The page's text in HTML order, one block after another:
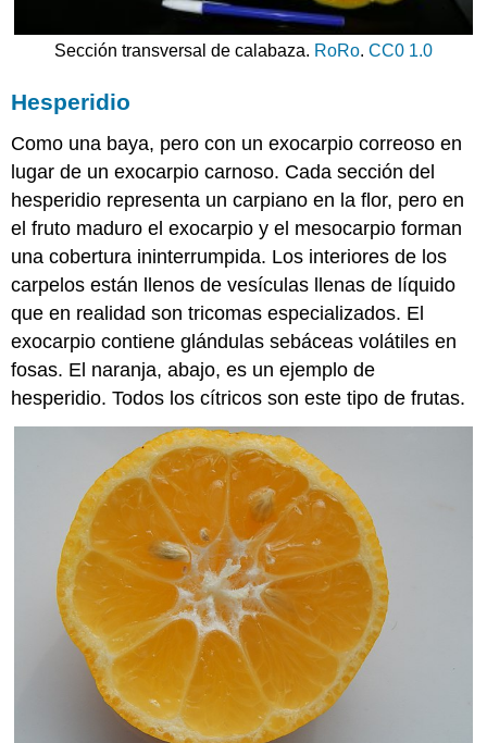
Sección transversal de calabaza. RoRo. CC0 1.0
Hesperidio
Como una baya, pero con un exocarpio correoso en
lugar de un exocarpio carnoso. Cada sección del
hesperidio representa un carpiano en la flor, pero en
el fruto maduro el exocarpio y el mesocarpio forman
una cobertura ininterrumpida. Los interiores de los
carpelos están llenos de vesículas llenas de líquido
que en realidad son tricomas especializados. El
exocarpio contiene glándulas sebáceas volátiles en
fosas. El naranja, abajo, es un ejemplo de
hesperidio. Todos los cítricos son este tipo de frutas.